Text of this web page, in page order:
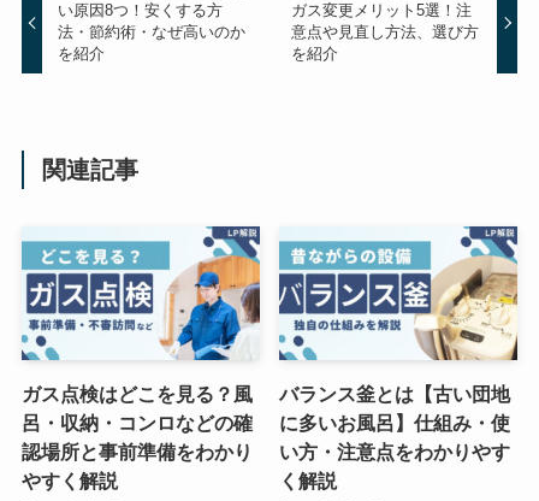
い原因8つ！安くする方
法・節約術・なぜ高いのか
を紹介
ガス変更メリット5選！注
意点や見直し方法、選び方
を紹介
関連記事
ガス点検はどこを見る？風
呂・収納・コンロなどの確
認場所と事前準備をわかり
やすく解説
バランス釜とは【古い団地
に多いお風呂】仕組み・使
い方・注意点をわかりやす
く解説